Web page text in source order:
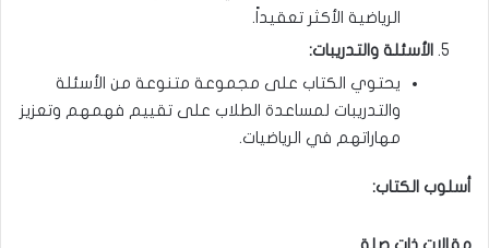
الرياضية الأكثر تعقيداً.
الأسئلة والتدريبات:
يحتوي الكتاب على مجموعة متنوعة من الأسئلة
والتدريبات لمساعدة الطلاب على تقييم فهمهم وتعزيز
مهاراتهم في الرياضيات.
أسلوب الكتاب: